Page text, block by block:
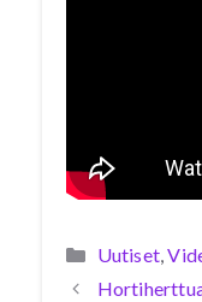
Kategoriat
Uutiset,